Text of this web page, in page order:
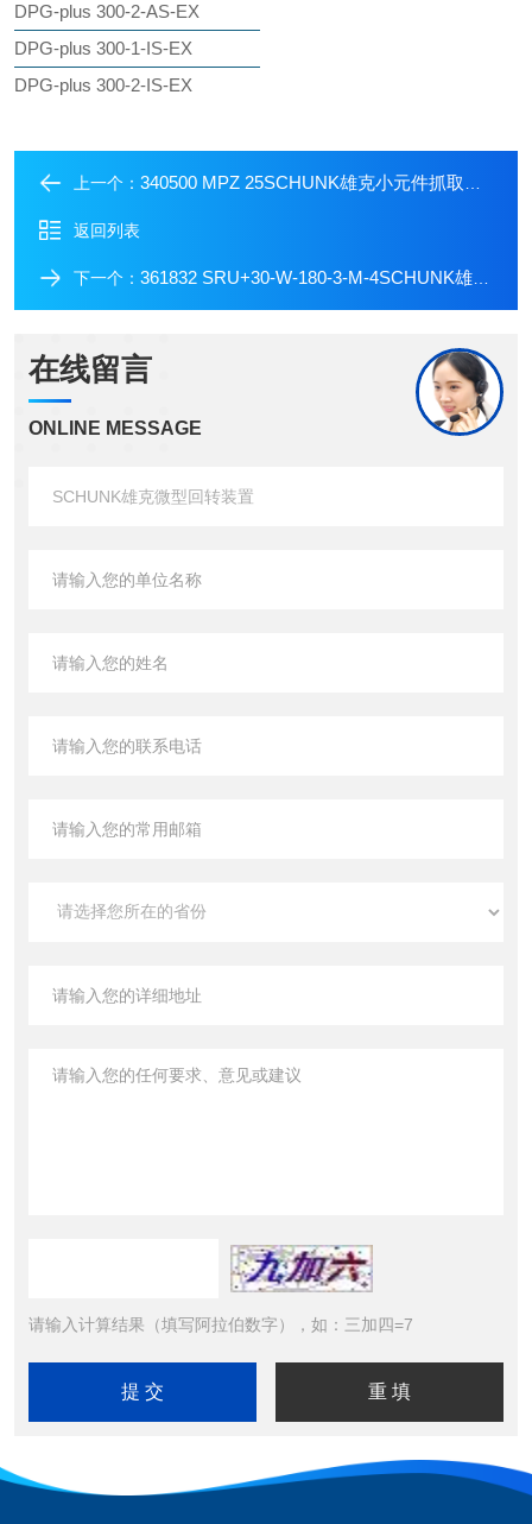
DPG-plus 300-2-AS-EX
DPG-plus 300-1-IS-EX
DPG-plus 300-2-IS-EX
上一个： 340500 MPZ 25SCHUNK雄克小元件抓取机械手
返回列表
下一个： 361832 SRU+30-W-180-3-M-4SCHUNK雄克通用旋转单元
在线留言
ONLINE MESSAGE
请输入计算结果（填写阿拉伯数字），如：三加四=7